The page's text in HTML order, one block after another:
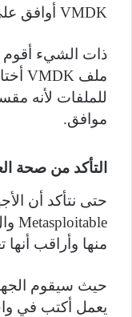
VMDK أوافق
ذات الشيء أقوم
ملف VMDK
موافق.
التأكد من صحة
حتى نتأكد أن
Metasploitable
منها وأراقب
حيث سيقوم
يعمل أكتب في